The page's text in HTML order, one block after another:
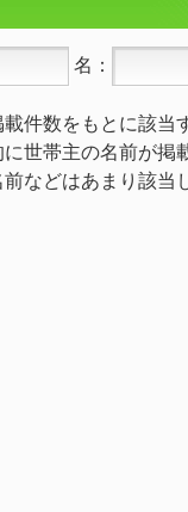
名：
件数をもとに該当
世帯主の名前が掲
などはあまり該当